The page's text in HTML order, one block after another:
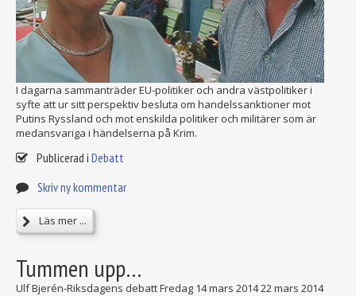
I dagarna sammanträder EU-politiker och andra västpolitiker i
syfte att ur sitt perspektiv besluta om handelssanktioner mot
Putins Ryssland och mot enskilda politiker och militärer som är
medansvariga i händelserna på Krim.
Publicerad i Debatt
Skriv ny kommentar
Läs mer ...
Tummen upp…
Ulf Bjerén-Riksdagens debatt Fredag 14 mars 201422 mars 2014